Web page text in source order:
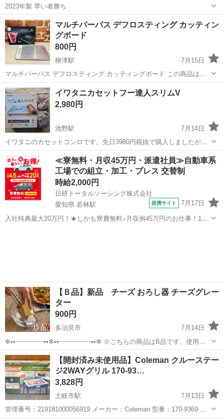
2023年製 早い者勝ち
岐阜 岐阜市 田神駅 調理器具
マルチパーパス デフロスティング カッティン
グボード
800円
柳津駅
7月15日
マルチパーパス デフロスティング カッティングボード この商品は、1
枚で複数の役割をこなす**「4 in 1（1台4役）」**の多機能なまな板で
す。 時短解凍機能 パッケージには「Defrosts in Half of ...
岐阜 岐阜市 柳津駅 調理器具
イワタニカセットフー達人スリムV
2,980円
池野駅
7月14日
イワタニのカセットコンロです。先日3980円税抜で購入しましたが、
壊れていたと思っていた古いカセットコンロがまだ使用できました。
なので使用してくださる方に少しお安くしてお譲りします。いかがで
すか？
岐阜 揖斐郡 池野駅 調理器具
≪寮無料・月収45万円・派遣社員≫自動車系
工場での組立・加工・プレス 交替制
時給2,000円
日研トータルソーシング株式会社
愛知県 若林駅
提携サイト 7月17日
入社特典最大20万円！★しかも寮費無料♪月収例45万円のお仕事！1年
【Ｂ品】新品 チーズ おろし器 チーズグレー
ター
900円
多治見市
7月14日
✼••┈┈┈┈┈┈┈••✼••┈┈┈┈┈┈┈┈••✼ ※こちらの商品はB品です。使用に
問題はございませんが、輸送時の小傷がございます。
✼••┈┈┈┈┈┈┈••✼••┈┈┈┈┈┈┈┈••✼
岐阜 多治見市 調理器具 おろし器
【開封済み未使用品】Coleman クルーステー
ジ2WAYグリル 170-93…
3,828円
土岐市駅
7月13日
管理番号：219181000056919 メーカー：Coleman 型番：170-9369 年